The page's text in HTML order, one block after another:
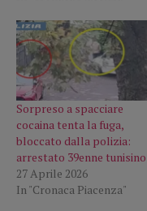
Sorpreso a spacciare
cocaina tenta la fuga,
bloccato dalla polizia:
arrestato 39enne tunisino
27 Aprile 2026
In "Cronaca Piacenza"